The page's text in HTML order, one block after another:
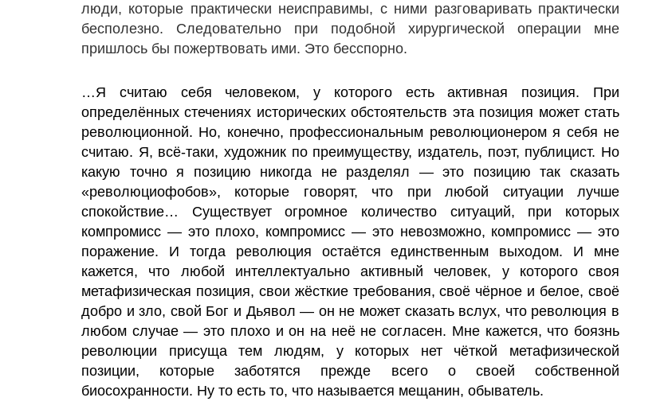
люди, которые практически неисправимы, с ними разговаривать практически
бесполезно. Следовательно при подобной хирургической операции мне
пришлось бы пожертвовать ими. Это бесспорно.
…Я считаю себя человеком, у которого есть активная позиция. При
определённых стечениях исторических обстоятельств эта позиция может стать
революционной. Но, конечно, профессиональным революционером я себя не
считаю. Я, всё-таки, художник по преимуществу, издатель, поэт, публицист. Но
какую точно я позицию никогда не разделял — это позицию так сказать
«революциофобов», которые говорят, что при любой ситуации лучше
спокойствие… Существует огромное количество ситуаций, при которых
компромисс — это плохо, компромисс — это невозможно, компромисс — это
поражение. И тогда революция остаётся единственным выходом. И мне
кажется, что любой интеллектуально активный человек, у которого своя
метафизическая позиция, свои жёсткие требования, своё чёрное и белое, своё
добро и зло, свой Бог и Дьявол — он не может сказать вслух, что революция в
любом случае — это плохо и он на неё не согласен. Мне кажется, что боязнь
революции присуща тем людям, у которых нет чёткой метафизической
позиции, которые заботятся прежде всего о своей собственной
биосохранности. Ну то есть то, что называется мещанин, обыватель.